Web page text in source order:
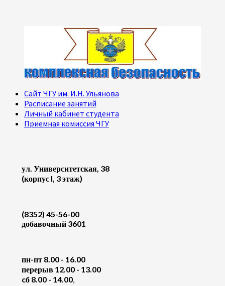
Сайт ЧГУ им. И.Н. Ульянова
Расписание занятий
Личный кабинет студента
Приемная комиссия ЧГУ
ул. Университетская, 38
(корпус I, 3 этаж)
(8352) 45-56-00
добавочный 3601
пн-пт 8.00 - 16.00
перерыв 12.00 - 13.00
cб 8.00 - 14.00,